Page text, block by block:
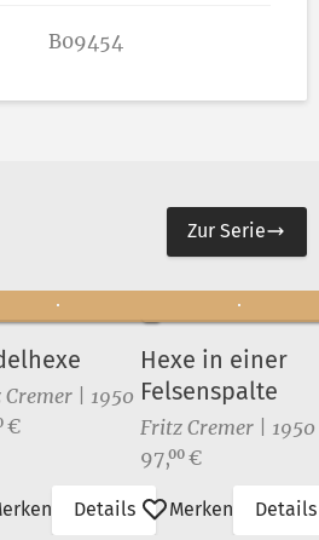
B09454
Zur Serie
Cremer | 1950
€
Details
Hexe in einer
Felsenspalte
Fritz Cremer | 1950
Preis:
97,00 €
Merken Details